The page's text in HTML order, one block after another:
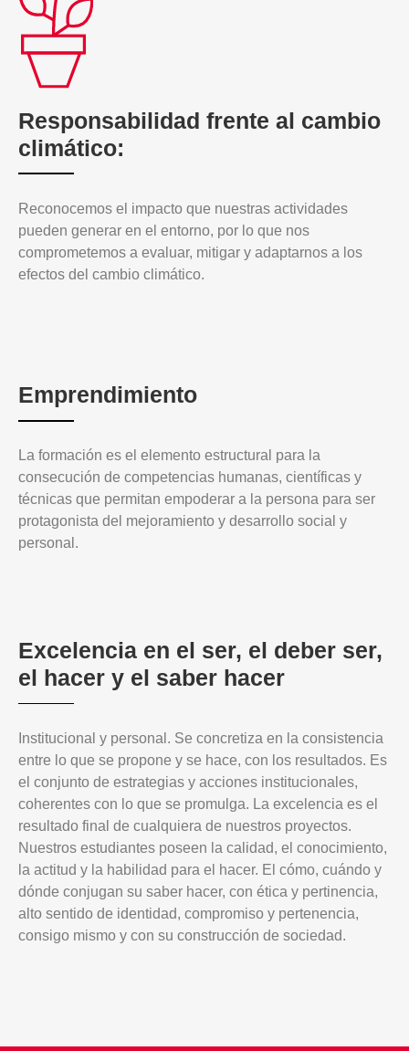
Responsabilidad frente al cambio
climático:
Reconocemos el impacto que nuestras actividades
pueden generar en el entorno, por lo que nos
comprometemos a evaluar, mitigar y adaptarnos a los
efectos del cambio climático.
Emprendimiento
La formación es el elemento estructural para la
consecución de competencias humanas, científicas y
técnicas que permitan empoderar a la persona para ser
protagonista del mejoramiento y desarrollo social y
personal.
Excelencia en el ser, el deber ser,
el hacer y el saber hacer
Institucional y personal. Se concretiza en la consistencia
entre lo que se propone y se hace, con los resultados. Es
el conjunto de estrategias y acciones institucionales,
coherentes con lo que se promulga. La excelencia es el
resultado final de cualquiera de nuestros proyectos.
Nuestros estudiantes poseen la calidad, el conocimiento,
la actitud y la habilidad para el hacer. El cómo, cuándo y
dónde conjugan su saber hacer, con ética y pertinencia,
alto sentido de identidad, compromiso y pertenencia,
consigo mismo y con su construcción de sociedad.